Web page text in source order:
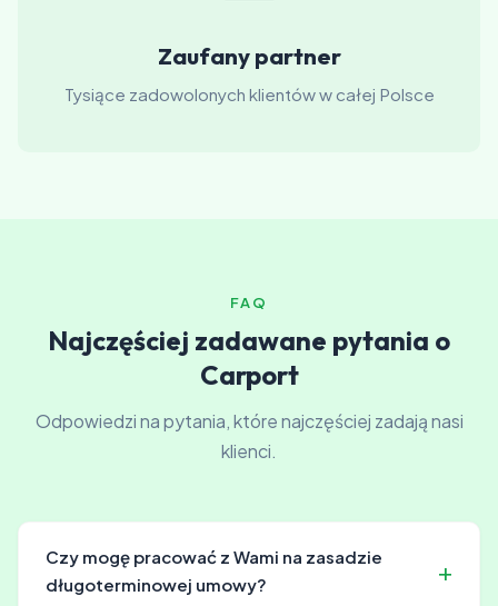
Zaufany partner
Tysiące zadowolonych klientów w całej Polsce
FAQ
Najczęściej zadawane pytania o
Carport
Odpowiedzi na pytania, które najczęściej zadają nasi
klienci.
Czy mogę pracować z Wami na zasadzie
długoterminowej umowy?